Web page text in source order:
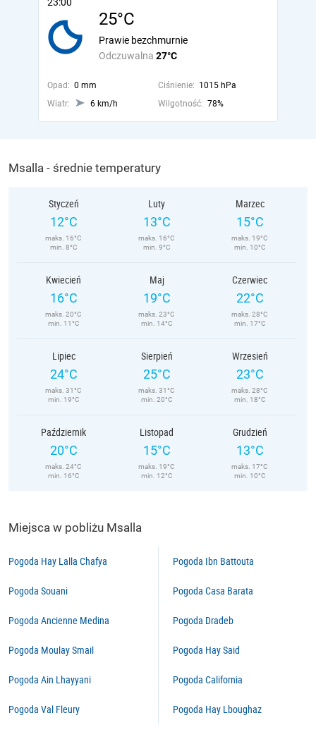
25°C
Odczuwalna 27°C
Prawie bezchmurnie
Opad: 0 mm Ciśnienie: 1015 hPa
Wiatr:
6 km/h Wilgotność: 78%
Msalla - średnie temperatury
Styczeń
12°C
maks. 16°C
min. 8°C
Luty
13°C
maks. 16°C
min. 9°C
Marzec
15°C
maks. 19°C
min. 10°C
Kwiecień
16°C
maks. 20°C
min. 11°C
Maj
19°C
maks. 23°C
min. 14°C
Czerwiec
22°C
maks. 28°C
min. 17°C
Lipiec
24°C
maks. 31°C
min. 19°C
Sierpień
25°C
maks. 31°C
min. 20°C
Wrzesień
23°C
maks. 28°C
min. 18°C
Październik
20°C
maks. 24°C
min. 16°C
Listopad
15°C
maks. 19°C
min. 12°C
Grudzień
13°C
maks. 17°C
min. 10°C
Miejsca w pobliżu Msalla
Pogoda Hay Lalla Chafya
Pogoda Souani
Pogoda Ancienne Medina
Pogoda Moulay Smail
Pogoda Ain Lhayyani
Pogoda Val Fleury
Pogoda Ibn Battouta
Pogoda Casa Barata
Pogoda Dradeb
Pogoda Hay Said
Pogoda California
Pogoda Hay Lboughaz